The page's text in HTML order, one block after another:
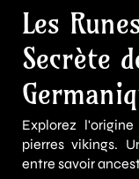
Les
Secrète
Explorez
pierres vikings.
entre savoir